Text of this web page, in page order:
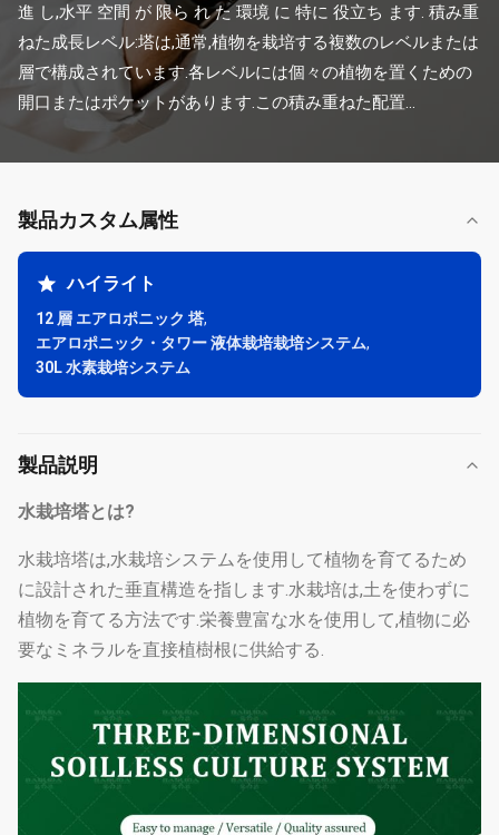
進 し,水平 空間 が 限ら れ た 環境 に 特に 役立ち ます. 積み重
ねた成長レベル:塔は,通常,植物を栽培する複数のレベルまたは
層で構成されています.各レベルには個々の植物を置くための
開口またはポケットがあります.この積み重ねた配置...
製品カスタム属性
ハイライト
12 層 エアロポニック 塔,
エアロポニック・タワー 液体栽培栽培システム,
30L 水素栽培システム
製品説明
水栽培塔とは?
水栽培塔は,水栽培システムを使用して植物を育てるため
に設計された垂直構造を指します.水栽培は,土を使わずに
植物を育てる方法です.栄養豊富な水を使用して,植物に必
要なミネラルを直接植樹根に供給する.